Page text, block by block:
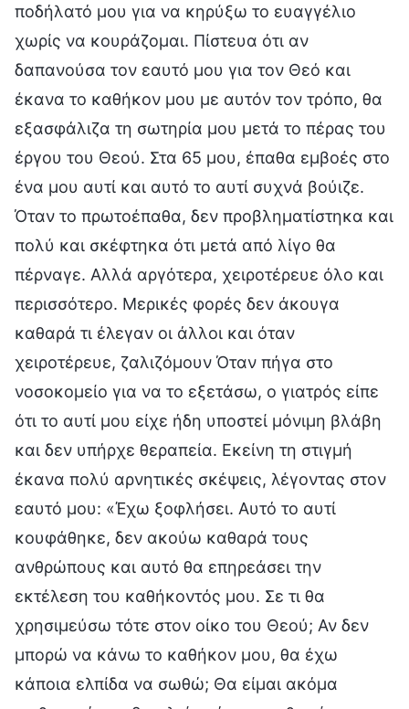
ποδήλατό μου για να κηρύξω το ευαγγέλιο
χωρίς να κουράζομαι. Πίστευα ότι αν
δαπανούσα τον εαυτό μου για τον Θεό και
έκανα το καθήκον μου με αυτόν τον τρόπο, θα
εξασφάλιζα τη σωτηρία μου μετά το πέρας του
έργου του Θεού. Στα 65 μου, έπαθα εμβοές στο
ένα μου αυτί και αυτό το αυτί συχνά βούιζε.
Όταν το πρωτοέπαθα, δεν προβληματίστηκα και
πολύ και σκέφτηκα ότι μετά από λίγο θα
πέρναγε. Αλλά αργότερα, χειροτέρευε όλο και
περισσότερο. Μερικές φορές δεν άκουγα
καθαρά τι έλεγαν οι άλλοι και όταν
χειροτέρευε, ζαλιζόμουν Όταν πήγα στο
νοσοκομείο για να το εξετάσω, ο γιατρός είπε
ότι το αυτί μου είχε ήδη υποστεί μόνιμη βλάβη
και δεν υπήρχε θεραπεία. Εκείνη τη στιγμή
έκανα πολύ αρνητικές σκέψεις, λέγοντας στον
εαυτό μου: «Έχω ξοφλήσει. Αυτό το αυτί
κουφάθηκε, δεν ακούω καθαρά τους
ανθρώπους και αυτό θα επηρεάσει την
εκτέλεση του καθήκοντός μου. Σε τι θα
χρησιμεύσω τότε στον οίκο του Θεού; Αν δεν
μπορώ να κάνω το καθήκον μου, θα έχω
κάποια ελπίδα να σωθώ; Θα είμαι ακόμα